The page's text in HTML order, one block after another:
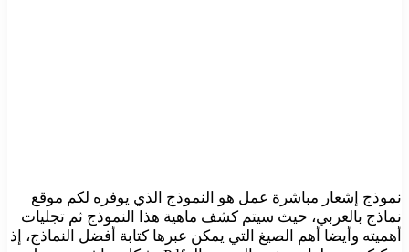
نموذج إشعار مباشرة عمل هو النموذج الذي يوفره لكم موقع
نماذج بالعربي، حيث سيتم كشف ماهية هذا النموذج ثم تجليات
أهميته وأيضا أهم الصيغ التي يمكن عبرها كتابة أفضل النماذج، إذ